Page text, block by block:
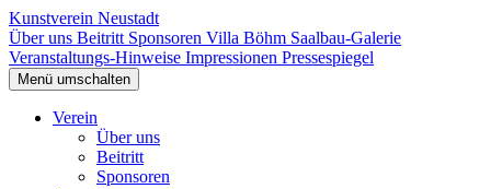
Kunstverein Neustadt
Über uns Beitritt Sponsoren Villa Böhm Saalbau-Galerie
Veranstaltungs-Hinweise Impressionen Pressespiegel
Menü umschalten
Verein
Über uns
Beitritt
Sponsoren